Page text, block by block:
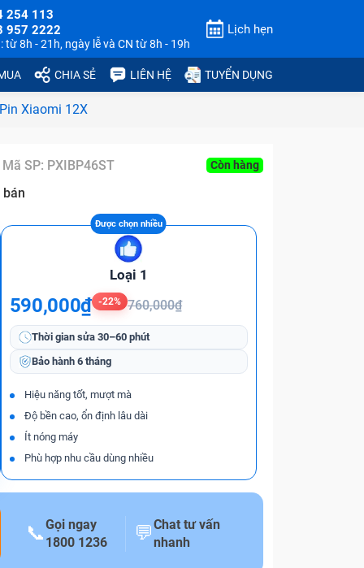
254 113
957 2222
từ 8h - 21h, ngày lễ và CN từ 8h - 19h
Lịch hẹn
CHIA SẺ LIÊN HỆ TUYỂN DỤNG
Xiaomi 12X
Mã SP: PXIBP46ST Còn hàng
Loại 1
590,000₫ -22% 760,000₫
Thời gian sửa 30–60 phút
Bảo hành 6 tháng
Hiệu năng tốt, mượt mà
Độ bền cao, ổn định lâu dài
Ít nóng máy
Phù hợp nhu cầu dùng nhiều
📞Gọi ngay
1800 1236
💬Chat tư vấn
nhanh